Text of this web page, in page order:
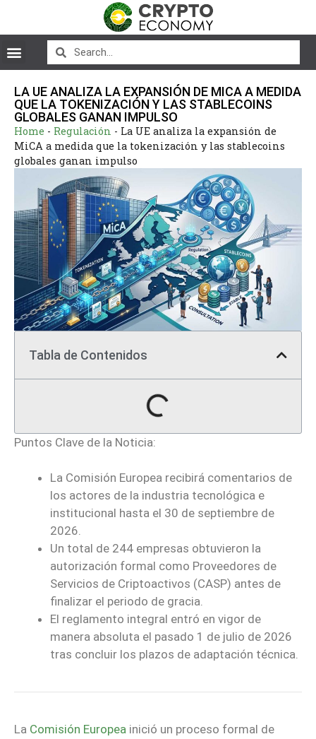
LA UE ANALIZA LA EXPANSIÓN DE MICA A MEDIDA
QUE LA TOKENIZACIÓN Y LAS STABLECOINS
GLOBALES GANAN IMPULSO
Home - Regulación - La UE analiza la expansión de
MiCA a medida que la tokenización y las stablecoins
globales ganan impulso
Tabla de Contenidos
Puntos Clave de la Noticia:
La Comisión Europea recibirá comentarios de
los actores de la industria tecnológica e
institucional hasta el 30 de septiembre de
2026.
Un total de 244 empresas obtuvieron la
autorización formal como Proveedores de
Servicios de Criptoactivos (CASP) antes de
finalizar el periodo de gracia.
El reglamento integral entró en vigor de
manera absoluta el pasado 1 de julio de 2026
tras concluir los plazos de adaptación técnica.
La Comisión Europea inició un proceso formal de